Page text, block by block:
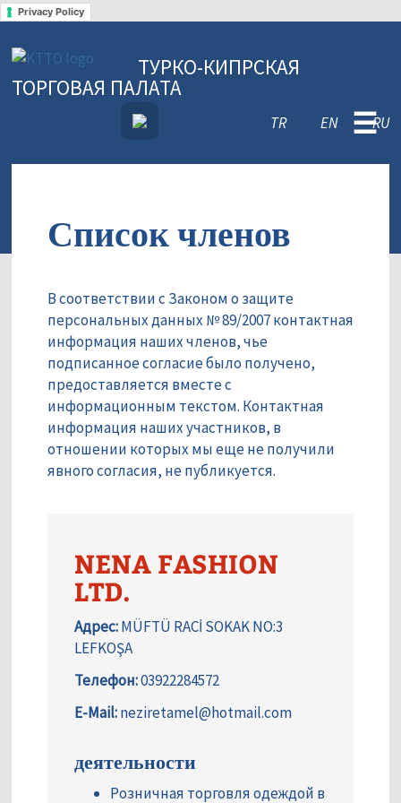
Privacy Policy
ТУРКО-КИПРСКАЯ
ТОРГОВАЯ ПАЛАТА
TR EN RU
☰
Список членов
В соответствии с Законом о защите
персональных данных № 89/2007 контактная
информация наших членов, чье
подписанное согласие было получено,
предоставляется вместе с
информационным текстом. Контактная
информация наших участников, в
отношении которых мы еще не получили
явного согласия, не публикуется.
NENA FASHION
LTD.
Адрес:MÜFTÜ RACİ SOKAK NO:3
LEFKOŞA
Телефон:03922284572
E-Mail:neziretamel@hotmail.com
деятельности
Розничная торговля одеждой в